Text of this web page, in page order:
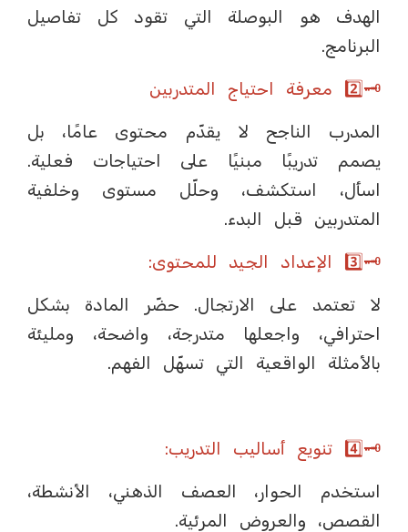
الهدف هو البوصلة التي تقود كل تفاصيل
البرنامج.
🗝️2️⃣ معرفة احتياج المتدربين
المدرب الناجح لا يقدّم محتوى عامًا، بل
يصمم تدريبًا مبنيًا على احتياجات فعلية.
اسأل، استكشف، وحلّل مستوى وخلفية
المتدربين قبل البدء.
🗝️3️⃣ الإعداد الجيد للمحتوى:
لا تعتمد على الارتجال. حضّر المادة بشكل
احترافي، واجعلها متدرجة، واضحة، ومليئة
بالأمثلة الواقعية التي تسهّل الفهم.
🗝️4️⃣ تنويع أساليب التدريب:
استخدم الحوار، العصف الذهني، الأنشطة،
القصص، والعروض المرئية.